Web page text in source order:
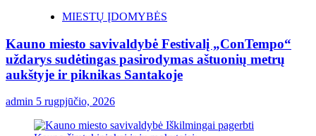
MIESTŲ ĮDOMYBĖS
Kauno miesto savivaldybė Festivalį „ConTempo“
uždarys sudėtingas pasirodymas aštuonių metrų
aukštyje ir piknikas Santakoje
admin 5 rugpjūčio, 2026